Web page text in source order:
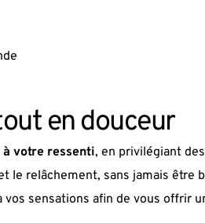
en douceur
votre ressenti, en privilégiant
le relâchement, sans jamais être
sensations afin de vous offrir